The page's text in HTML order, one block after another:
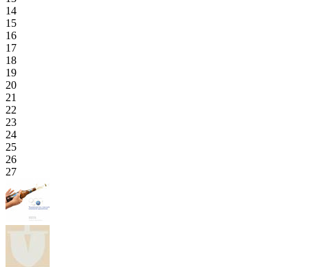
14
15
16
17
18
19
20
21
22
23
24
25
26
27